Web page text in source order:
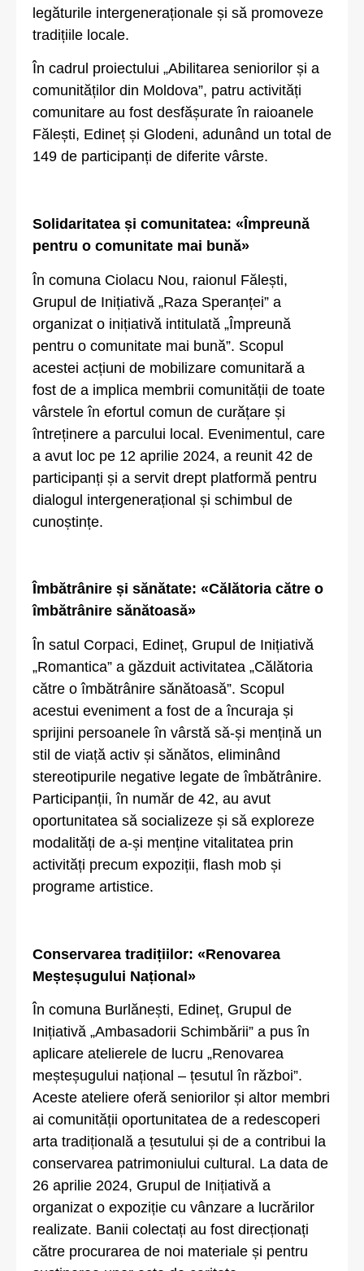
legăturile intergeneraționale și să promoveze
tradițiile locale.
În cadrul proiectului „Abilitarea seniorilor și a
comunităților din Moldova”, patru activități
comunitare au fost desfășurate în raioanele
Fălești, Edineț și Glodeni, adunând un total de
149 de participanți de diferite vârste.
Solidaritatea și comunitatea: «Împreună
pentru o comunitate mai bună»
În comuna Ciolacu Nou, raionul Fălești,
Grupul de Inițiativă „Raza Speranței” a
organizat o inițiativă intitulată „Împreună
pentru o comunitate mai bună”. Scopul
acestei acțiuni de mobilizare comunitară a
fost de a implica membrii comunității de toate
vârstele în efortul comun de curățare și
întreținere a parcului local. Evenimentul, care
a avut loc pe 12 aprilie 2024, a reunit 42 de
participanți și a servit drept platformă pentru
dialogul intergenerațional și schimbul de
cunoștințe.
Îmbătrânire și sănătate: «Călătoria către o
îmbătrânire sănătoasă»
În satul Corpaci, Edineț, Grupul de Inițiativă
„Romantica” a găzduit activitatea „Călătoria
către o îmbătrânire sănătoasă”. Scopul
acestui eveniment a fost de a încuraja și
sprijini persoanele în vârstă să-și mențină un
stil de viață activ și sănătos, eliminând
stereotipurile negative legate de îmbătrânire.
Participanții, în număr de 42, au avut
oportunitatea să socializeze și să exploreze
modalități de a-și menține vitalitatea prin
activități precum expoziții, flash mob și
programe artistice.
Conservarea tradițiilor: «Renovarea
Meșteșugului Național»
În comuna Burlănești, Edineț, Grupul de
Inițiativă „Ambasadorii Schimbării” a pus în
aplicare atelierele de lucru „Renovarea
meșteșugului național – țesutul în război”.
Aceste ateliere oferă seniorilor și altor membri
ai comunității oportunitatea de a redescoperi
arta tradițională a țesutului și de a contribui la
conservarea patrimoniului cultural. La data de
26 aprilie 2024, Grupul de Inițiativă a
organizat o expoziție cu vânzare a lucrărilor
realizate. Banii colectați au fost direcționați
către procurarea de noi materiale și pentru